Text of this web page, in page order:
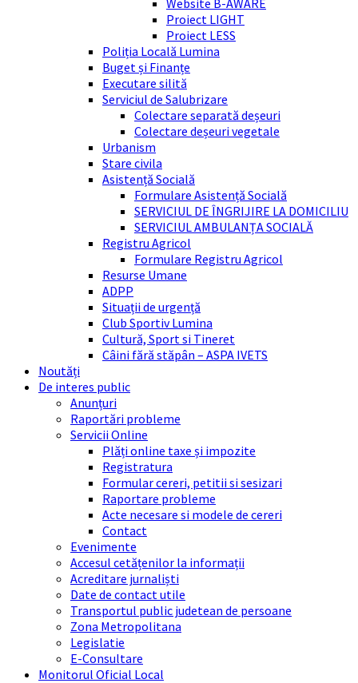
Website B-AWARE
Proiect LIGHT
Proiect LESS
Poliția Locală Lumina
Buget și Finanțe
Executare silită
Serviciul de Salubrizare
Colectare separată deșeuri
Colectare deșeuri vegetale
Urbanism
Stare civila
Asistență Socială
Formulare Asistență Socială
SERVICIUL DE ÎNGRIJIRE LA DOMICILIU
SERVICIUL AMBULANȚA SOCIALĂ
Registru Agricol
Formulare Registru Agricol
Resurse Umane
ADPP
Situații de urgență
Club Sportiv Lumina
Cultură, Sport si Tineret
Câini fără stăpân – ASPA IVETS
Noutăți
De interes public
Anunțuri
Raportări probleme
Servicii Online
Plăți online taxe și impozite
Registratura
Formular cereri, petitii si sesizari
Raportare probleme
Acte necesare si modele de cereri
Contact
Evenimente
Accesul cetățenilor la informații
Acreditare jurnaliști
Date de contact utile
Transportul public judetean de persoane
Zona Metropolitana
Legislatie
E-Consultare
Monitorul Oficial Local